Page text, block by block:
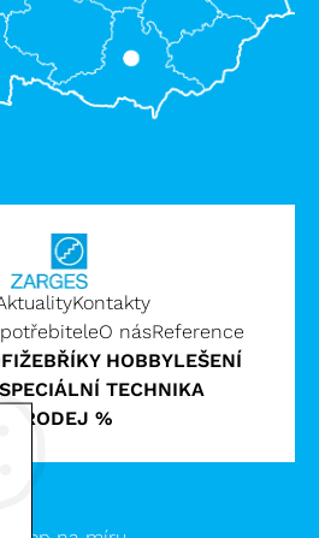
ŽEBŘÍKY HOBBYLEŠENÍ
SPECIÁLNÍ TECHNIKA
%
Kontakty
O násReference